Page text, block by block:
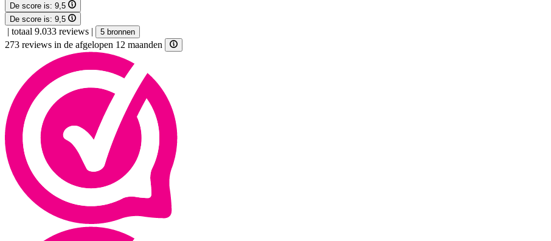
De score is: 9,5
De score is: 9,5
| totaal 9.033 reviews | 5 bronnen
273 reviews in de afgelopen 12 maanden